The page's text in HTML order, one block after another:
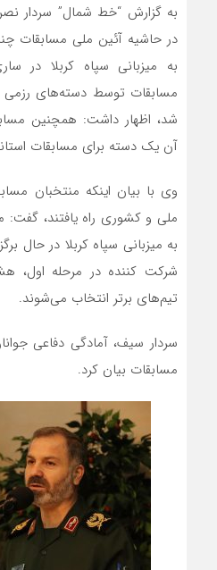
به گزارش “خط شمال” سردار
در حاشیه آئین ملی مسابقات
به میزبانی سپاه کربلا در
مسابقات توسط دسته‌های رزمی
شد، اظهار داشت: همچنین
آن یک دسته برای مسابقات
وی با بیان اینکه منتخبان
ملی و کشوری راه یافتند، گفت:
به میزبانی سپاه کربلا در حال
شرکت کننده در مرحله اول،
تیم‌های برتر انتخاب می‌شوند.
سردار سیف، آمادگی دفاعی
مسابقات بیان کرد.